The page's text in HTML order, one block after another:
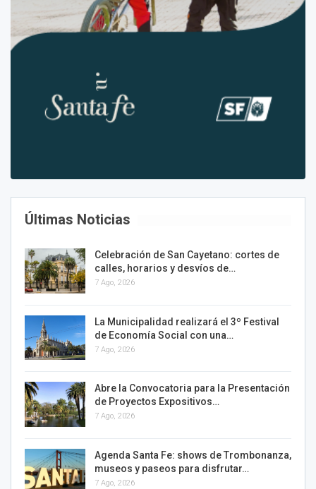
Últimas Noticias
Celebración de San Cayetano: cortes de
calles, horarios y desvíos de…
7 Ago, 2026
La Municipalidad realizará el 3º Festival
de Economía Social con una…
7 Ago, 2026
Abre la Convocatoria para la Presentación
de Proyectos Expositivos…
7 Ago, 2026
Agenda Santa Fe: shows de Trombonanza,
museos y paseos para disfrutar…
7 Ago, 2026